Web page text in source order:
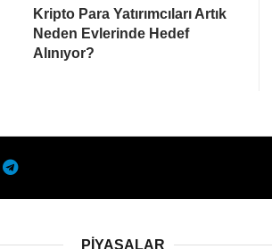
Kripto Para Yatırımcıları Artık
Neden Evlerinde Hedef
Alınıyor?
PIYASALAR